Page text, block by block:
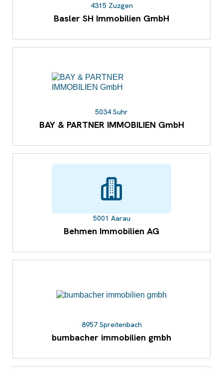
4315 Zuzgen
Basler SH Immobilien GmbH
5034 Suhr
BAY & PARTNER IMMOBILIEN GmbH
5001 Aarau
Behmen Immobilien AG
8957 Spreitenbach
bumbacher immobilien gmbh